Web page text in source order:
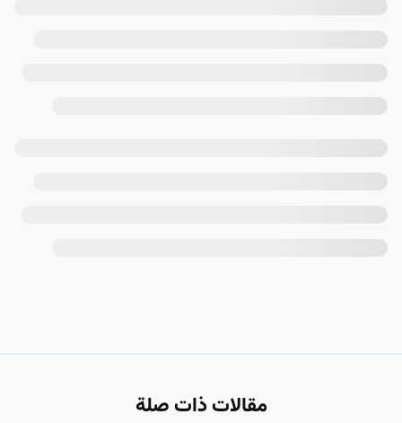
مقالات ذات صلة